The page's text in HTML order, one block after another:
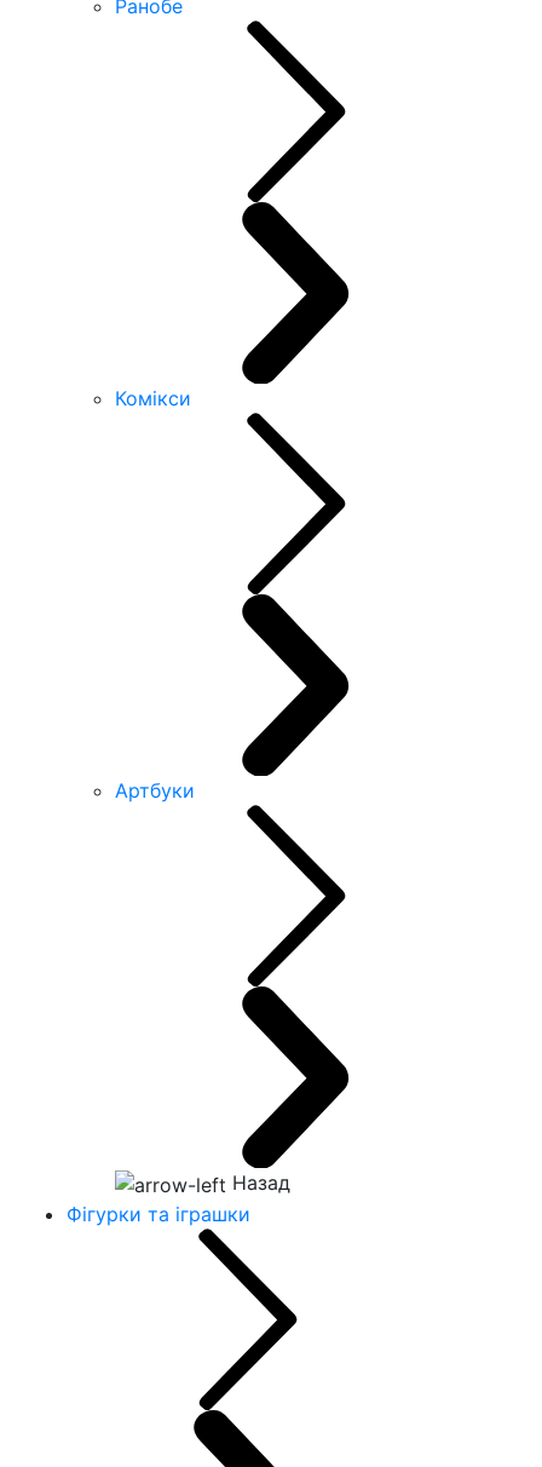
Ранобе
Комікси
Артбуки
Назад
Фігурки та іграшки